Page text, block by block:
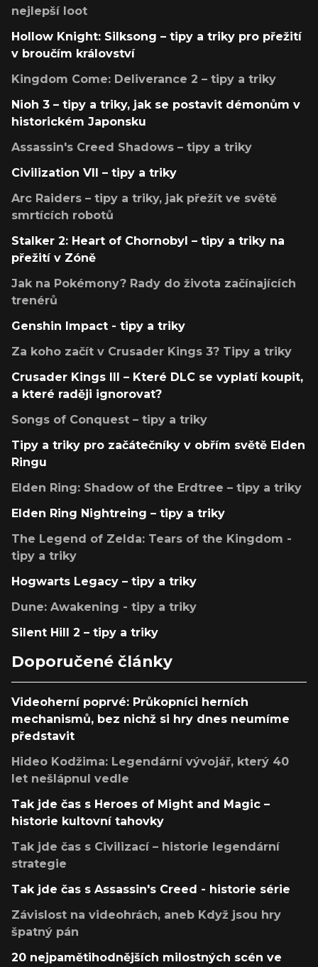
nejlepší loot
Hollow Knight: Silksong – tipy a triky pro přežití
v broučím království
Kingdom Come: Deliverance 2 – tipy a triky
Nioh 3 – tipy a triky, jak se postavit démonům v
historickém Japonsku
Assassin's Creed Shadows – tipy a triky
Civilization VII – tipy a triky
Arc Raiders – tipy a triky, jak přežít ve světě
smrtících robotů
Stalker 2: Heart of Chornobyl – tipy a triky na
přežití v Zóně
Jak na Pokémony? Rady do života začínajících
trenérů
Genshin Impact - tipy a triky
Za koho začít v Crusader Kings 3? Tipy a triky
Crusader Kings III – Které DLC se vyplatí koupit,
a které raději ignorovat?
Songs of Conquest – tipy a triky
Tipy a triky pro začátečníky v obřím světě Elden
Ringu
Elden Ring: Shadow of the Erdtree – tipy a triky
Elden Ring Nightreing – tipy a triky
The Legend of Zelda: Tears of the Kingdom -
tipy a triky
Hogwarts Legacy – tipy a triky
Dune: Awakening - tipy a triky
Silent Hill 2 – tipy a triky
Doporučené články
Videoherní poprvé: Průkopníci herních
mechanismů, bez nichž si hry dnes neumíme
představit
Hideo Kodžima: Legendární vývojář, který 40
let nešlápnul vedle
Tak jde čas s Heroes of Might and Magic –
historie kultovní tahovky
Tak jde čas s Civilizací – historie legendární
strategie
Tak jde čas s Assassin's Creed - historie série
Závislost na videohrách, aneb Když jsou hry
špatný pán
20 nejpamětihodnějších milostných scén ve